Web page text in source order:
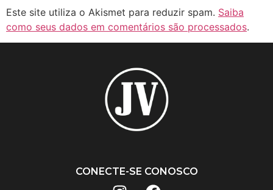
Este site utiliza o Akismet para reduzir spam. Saiba
como seus dados em comentários são processados.
CONECTE-SE CONOSCO